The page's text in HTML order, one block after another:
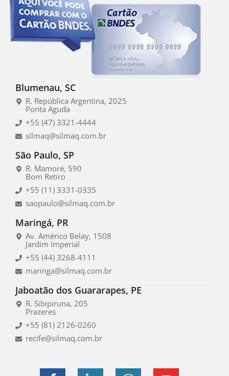
Blumenau, SC
R. República Argentina, 2025
Ponta Aguda
+55 (47) 3321-4444
silmaq@silmaq.com.br
São Paulo, SP
R. Mamoré, 590
Bom Retiro
+55 (11) 3331-0335
saopaulo@silmaq.com.br
Maringá, PR
Av. Américo Belay, 1508
Jardim Imperial
+55 (44) 3268-4111
maringa@silmaq.com.br
Jaboatão dos Guararapes, PE
R. Sibipiruna, 205
Prazeres
+55 (81) 2126-0260
recife@silmaq.com.br